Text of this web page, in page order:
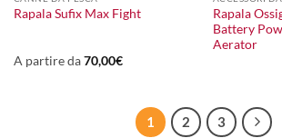
Rapala Sufix Max Fight
A partire da70,00€
Rapala
Battery
Aerator
1 2 3